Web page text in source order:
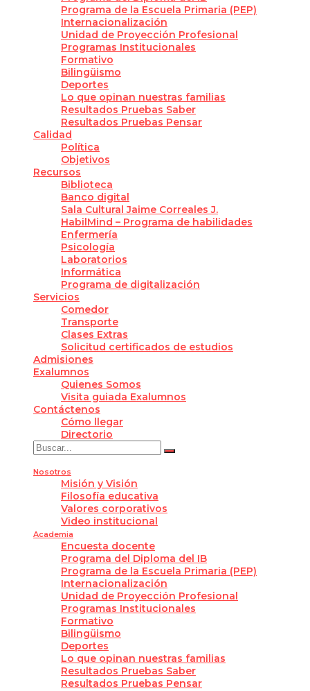
Programa de la Escuela Primaria (PEP)
Internacionalización
Unidad de Proyección Profesional
Programas Institucionales
Formativo
Bilingüismo
Deportes
Lo que opinan nuestras familias
Resultados Pruebas Saber
Resultados Pruebas Pensar
Calidad
Política
Objetivos
Recursos
Biblioteca
Banco digital
Sala Cultural Jaime Correales J.
HabilMind – Programa de habilidades
Enfermería
Psicología
Laboratorios
Informática
Programa de digitalización
Servicios
Comedor
Transporte
Clases Extras
Solicitud certificados de estudios
Admisiones
Exalumnos
Quienes Somos
Visita guiada Exalumnos
Contáctenos
Cómo llegar
Directorio
Nosotros
Misión y Visión
Filosofía educativa
Valores corporativos
Video institucional
Academia
Encuesta docente
Programa del Diploma del IB
Programa de la Escuela Primaria (PEP)
Internacionalización
Unidad de Proyección Profesional
Programas Institucionales
Formativo
Bilingüismo
Deportes
Lo que opinan nuestras familias
Resultados Pruebas Saber
Resultados Pruebas Pensar